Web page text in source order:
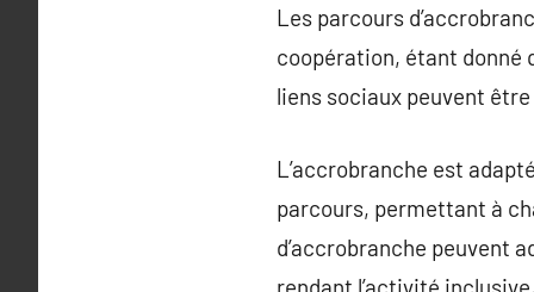
Les parcours
coopération, étant donné
liens sociaux peuvent
L’accrobranche est
parcours, permettant à
d’accrobranche peuvent